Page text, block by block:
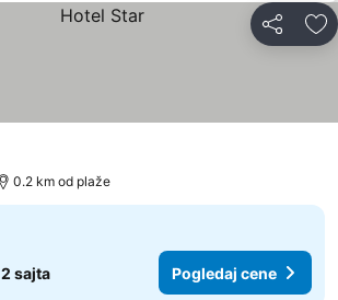
Deli
0.2 km od plaže
2 sajta Pogledaj cene